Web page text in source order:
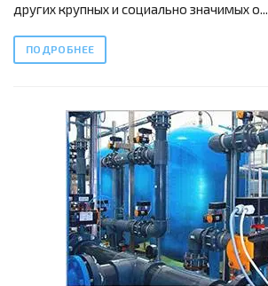
других крупных и социально значимых о...
ПОДРОБНЕЕ